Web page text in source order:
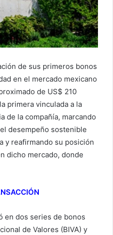
de sus primeros bonos
en el mercado mexicano
de US$ 210
primera vinculada a la
de la compañía, marcando
desempeño sostenible
y reafirmando su posición
dicho mercado, donde
en dos series de bonos
de Valores (BIVA) y